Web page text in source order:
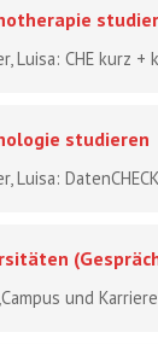
Luisa: CHE kurz
studieren
Luisa:
und